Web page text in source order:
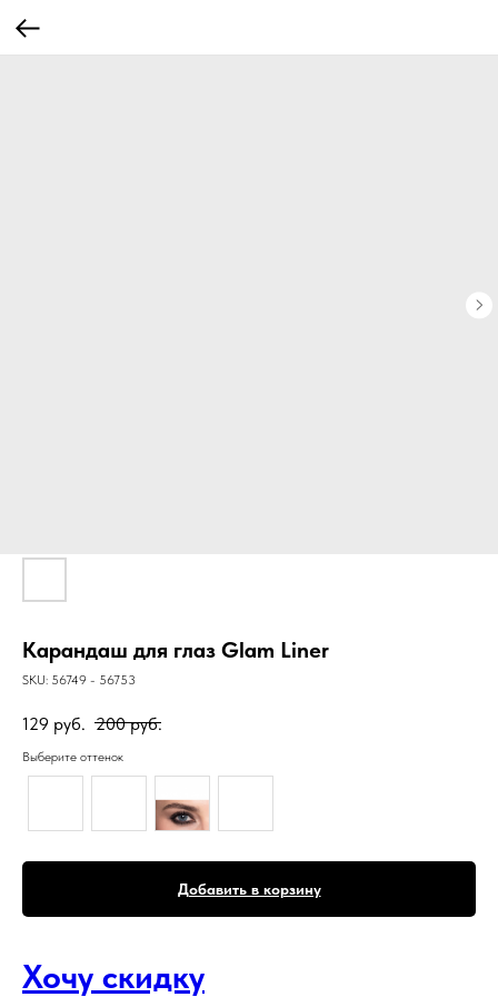
Карандаш для глаз Glam Liner
SKU: 56749 - 56753
129 руб. 200 руб.
Выберите оттенок
Добавить в корзину
Хочу скидку